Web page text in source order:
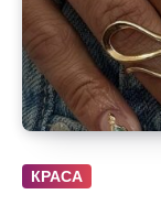
КРАСА